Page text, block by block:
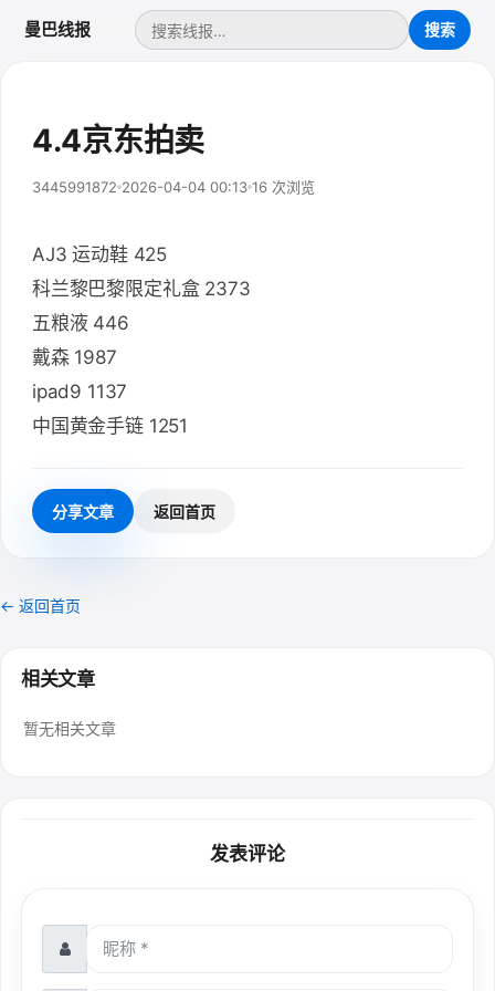
曼巴线报
4.4京东拍卖
3445991872 2026-04-04 00:13 16 次浏览
AJ3 运动鞋 425
科兰黎巴黎限定礼盒 2373
五粮液 446
戴森 1987
ipad9 1137
中国黄金手链 1251
分享文章 返回首页
← 返回首页
相关文章
暂无相关文章
发表评论